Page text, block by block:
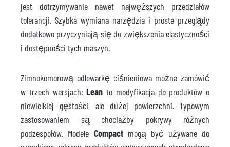
jest dotrzymywanie nawet najwęższych przedziałów
tolerancji. Szybka wymiana narzędzia i proste przeglądy
dodatkowo przyczyniają się do zwiększenia elastyczności
i dostępności tych maszyn.
Zimnokomorową odlewarkę ciśnieniowa można zamówić
w trzech wersjach:Lean to modyfikacja do produktów o
niewielkiej gęstości, ale dużej powierzchni. Typowym
zastosowaniem są chociażby pokrywy różnych
podzespołów. Modele Compactmogą być używane do